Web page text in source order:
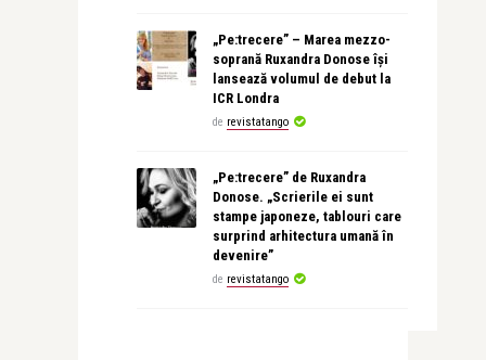
„Pe:trecere” – Marea mezzo-
soprană Ruxandra Donose își
lansează volumul de debut la
ICR Londra
de revistatango
„Pe:trecere” de Ruxandra
Donose. „Scrierile ei sunt
stampe japoneze, tablouri care
surprind arhitectura umană în
devenire”
de revistatango